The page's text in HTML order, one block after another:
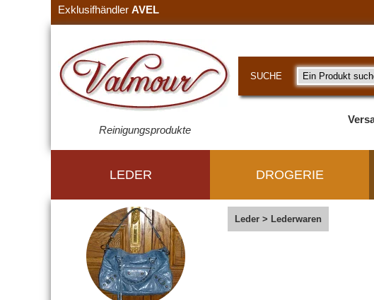
Exklusifhändler AVEL
Reinigungsprodukte
SUCHE
LEDER DROGERIE
Leder > Lederwaren